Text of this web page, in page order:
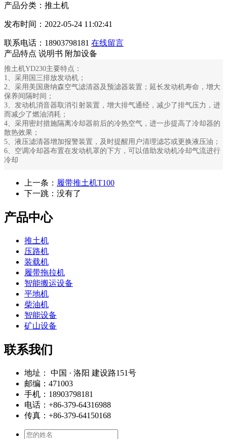
产品分类：推土机
发布时间：2022-05-24 11:02:41
联系电话：18903798181 在线留言
产品特点 说明书 附加设备
推土机YD230主要特点：
1、采用国三排放发动机；
2、采用美国唐纳森空气滤清器及预滤器装置；延长发动机寿命，增大
保养间隔时间；
3、发动机消音器取消引射装置，增大排气通经，减少了排气压力，进
而减少了燃油消耗；
4、采用密封措施隔离冷却器前后的冷热空气，进一步提高了冷却器的
散热效果；
5、液压滤清器增加报警装置，及时提醒用户清理滤芯或更换液压油；
6、空调冷却器布置在发动机罩的下方，可以借助发动机冷却气流进行
冷却
上一条： 履带推土机T100
下一跳：没有了
产品中心
推土机
压路机
装载机
履带拖拉机
智能搬运设备
平地机
柴油机
智能设备
矿山设备
联系我们
地址： 中国 · 洛阳 建设路151号
邮编：471003
手机：18903798181
电话：+86-379-64316988
传真：+86-379-64150168